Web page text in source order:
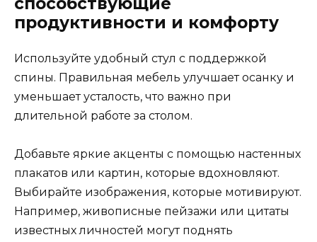
продуктивности и комфорту
Используйте удобный стул с поддержкой
спины. Правильная мебель улучшает осанку и
уменьшает усталость, что важно при
длительной работе за столом.
Добавьте яркие акценты с помощью настенных
плакатов или картин, которые вдохновляют.
Выбирайте изображения, которые мотивируют.
Например, живописные пейзажи или цитаты
известных личностей могут поднять